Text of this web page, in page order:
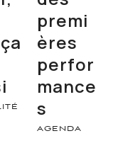
premi
ères
perfor
mance
s
AGENDA